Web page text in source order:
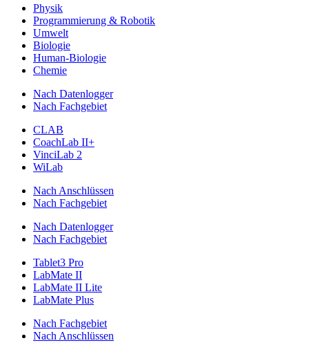
Physik
Programmierung & Robotik
Umwelt
Biologie
Human-Biologie
Chemie
Nach Datenlogger
Nach Fachgebiet
CLAB
CoachLab II+
VinciLab 2
WiLab
Nach Anschlüssen
Nach Fachgebiet
Nach Datenlogger
Nach Fachgebiet
Tablet3 Pro
LabMate II
LabMate II Lite
LabMate Plus
Nach Fachgebiet
Nach Anschlüssen